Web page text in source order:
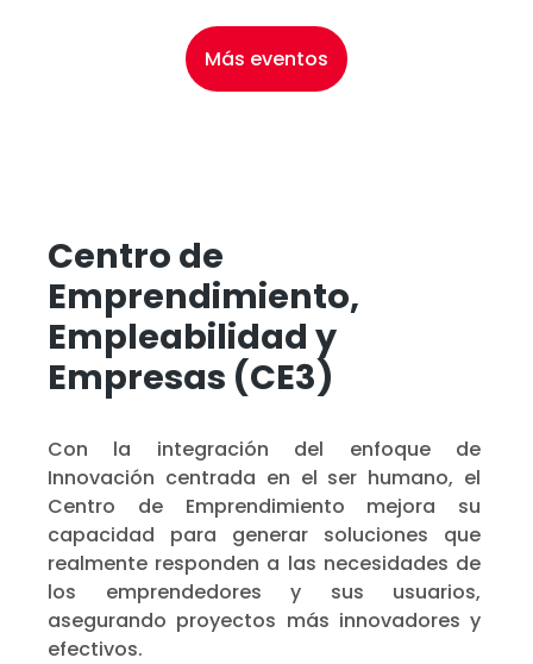
Más eventos
Centro de
Emprendimiento,
Empleabilidad y
Empresas (CE3)
Con la integración del enfoque de
Innovación centrada en el ser humano, el
Centro de Emprendimiento mejora su
capacidad para generar soluciones que
realmente responden a las necesidades de
los emprendedores y sus usuarios,
asegurando proyectos más innovadores y
efectivos.